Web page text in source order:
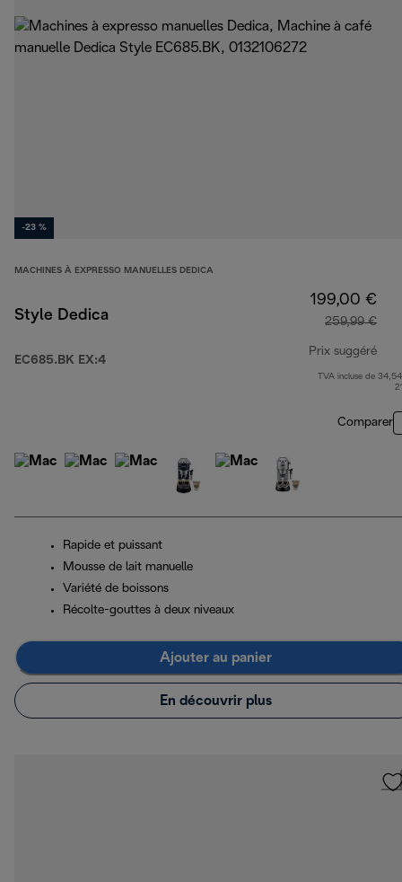
-23 %
MACHINES À EXPRESSO MANUELLES DEDICA
Style Dedica
EC685.BK EX:4
199,00 €
259,99 €
Prix suggéré
TVA incluse de
Comparer
Rapide et puissant
Mousse de lait manuelle
Variété de boissons
Récolte-gouttes à deux niveaux
Ajouter au panier
En découvrir plus